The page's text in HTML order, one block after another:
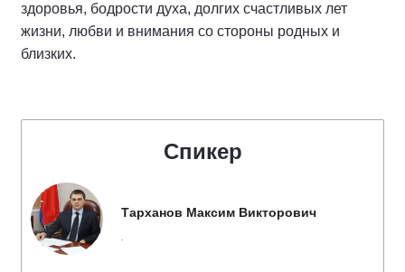
здоровья, бодрости духа, долгих счастливых лет
жизни, любви и внимания со стороны родных и
близких.
Спикер
Тарханов Максим Викторович
.